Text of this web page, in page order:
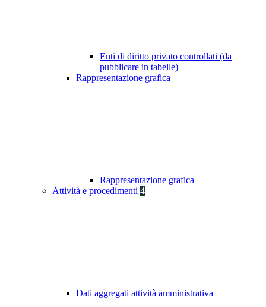
Enti di diritto privato controllati (da
pubblicare in tabelle)
Rappresentazione grafica
Rappresentazione grafica
Attività e procedimenti 4
Dati aggregati attività amministrativa